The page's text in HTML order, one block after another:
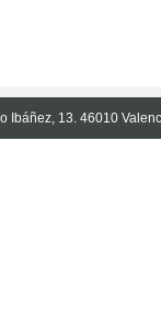
Ibáñez, 13. 46010